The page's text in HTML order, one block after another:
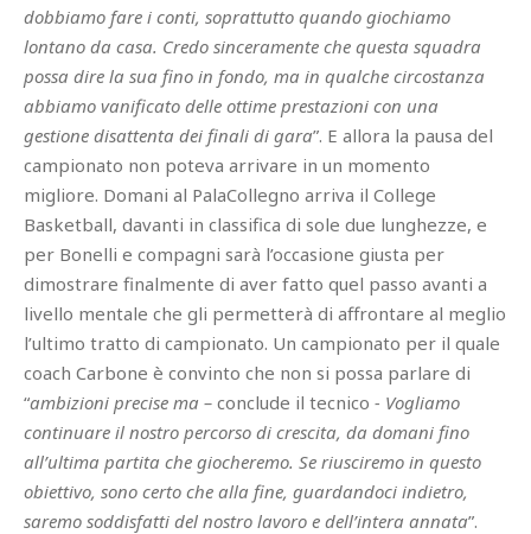
dobbiamo fare i conti, soprattutto quando giochiamo
lontano da casa. Credo sinceramente che questa squadra
possa dire la sua fino in fondo, ma in qualche circostanza
abbiamo vanificato delle ottime prestazioni con una
gestione disattenta dei finali di gara”. E allora la pausa del
campionato non poteva arrivare in un momento
migliore. Domani al PalaCollegno arriva il College
Basketball, davanti in classifica di sole due lunghezze, e
per Bonelli e compagni sarà l’occasione giusta per
dimostrare finalmente di aver fatto quel passo avanti a
livello mentale che gli permetterà di affrontare al meglio
l’ultimo tratto di campionato. Un campionato per il quale
coach Carbone è convinto che non si possa parlare di
“ambizioni precise ma – conclude il tecnico - Vogliamo
continuare il nostro percorso di crescita, da domani fino
all’ultima partita che giocheremo. Se riusciremo in questo
obiettivo, sono certo che alla fine, guardandoci indietro,
saremo soddisfatti del nostro lavoro e dell’intera annata”.